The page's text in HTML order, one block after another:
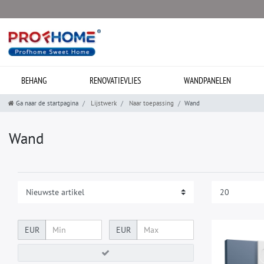
BEHANG RENOVATIEVLIES WANDPANELEN
Ga naar de startpagina Lijstwerk Naar toepassing Wand
Wand
EUR EUR